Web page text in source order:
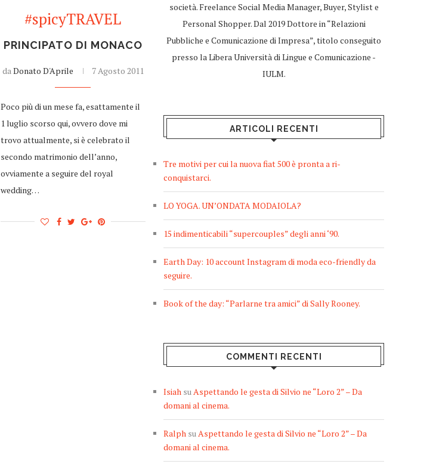
#spicyTRAVEL
PRINCIPATO DI MONACO
daDonato D'Aprile 7 Agosto 2011
Poco più di un mese fa, esattamente il
1 luglio scorso qui, ovvero dove mi
trovo attualmente, si è celebrato il
secondo matrimonio dell’anno,
ovviamente a seguire del royal
wedding…
società. Freelance Social Media Manager, Buyer, Stylist e
Personal Shopper. Dal 2019 Dottore in “Relazioni
Pubbliche e Comunicazione di Impresa”, titolo conseguito
presso la Libera Università di Lingue e Comunicazione -
IULM.
ARTICOLI RECENTI
Tre motivi per cui la nuova fiat 500 è pronta a ri-
conquistarci.
LO YOGA. UN’ONDATA MODAIOLA?
15 indimenticabili “supercouples” degli anni ‘90.
Earth Day: 10 account Instagram di moda eco-friendly da
seguire.
Book of the day: “Parlarne tra amici” di Sally Rooney.
COMMENTI RECENTI
Isiah su Aspettando le gesta di Silvio ne “Loro 2” – Da
domani al cinema.
Ralph su Aspettando le gesta di Silvio ne “Loro 2” – Da
domani al cinema.